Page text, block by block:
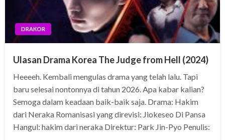
DRAKOR
Ulasan Drama Korea The Judge from Hell (2024)
Heeeeh. Kembali mengulas drama yang telah lalu. Tapi
baru selesai nontonnya di tahun 2026. Apa kabar kalian?
Semoga dalam keadaan baik-baik saja. Drama: Hakim
dari Neraka Romanisasi yang direvisi: Jiokeseo Di Pansa
Hangul: hakim dari neraka Direktur: Park Jin-Pyo Penulis: